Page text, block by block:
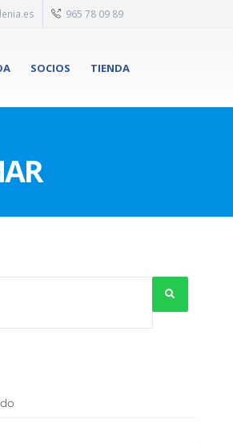
965 78 09 89
SOCIOS TIENDA